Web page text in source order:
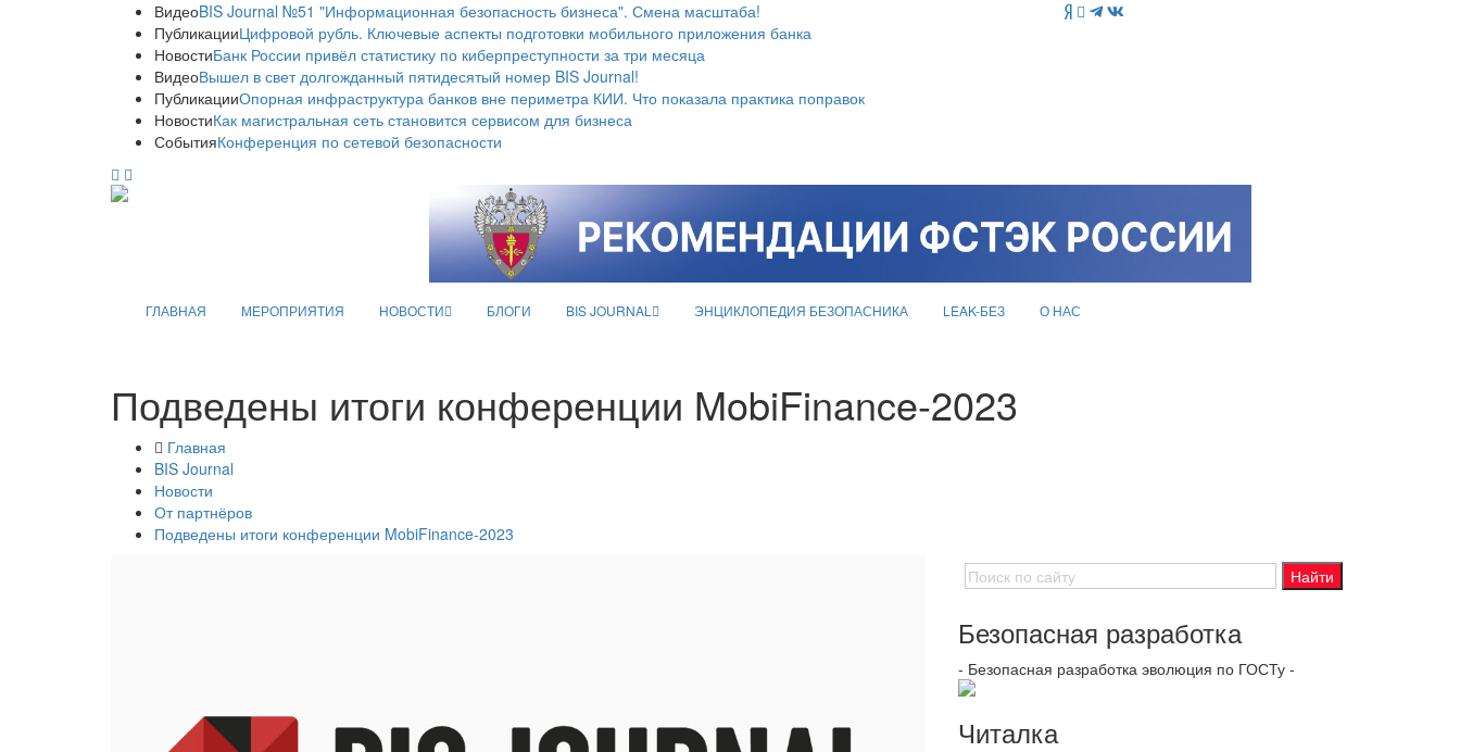
ВидеоBIS Journal №51 "Информационная безопасность бизнеса". Смена масштаба!
ПубликацииЦифровой рубль. Ключевые аспекты подготовки мобильного приложения банка
НовостиБанк России привёл статистику по киберпреступности за три месяца
ВидеоВышел в свет долгожданный пятидесятый номер BIS Journal!
ПубликацииОпорная инфраструктура банков вне периметра КИИ. Что показала практика поправок
НовостиКак магистральная сеть становится сервисом для бизнеса
СобытияКонференция по сетевой безопасности
ГЛАВНАЯ МЕРОПРИЯТИЯ НОВОСТИ БЛОГИ BIS JOURNAL ЭНЦИКЛОПЕДИЯ БЕЗОПАСНИКА LEAK-БЕЗ О НАС
Подведены итоги конференции MobiFinance-2023
Главная
BIS Journal
Новости
От партнёров
Подведены итоги конференции MobiFinance-2023
Безопасная разработка
- Безопасная разработка эволюция по ГОСТу -
Читалка